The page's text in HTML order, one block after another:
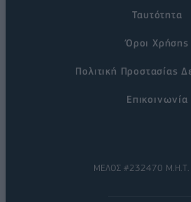
Ταυτότητα
Όροι Χρήσης
Πολιτική Προστασίας
Επικοινωνία
ΜΕΛΟΣ #232470 Μ.Η.Τ.